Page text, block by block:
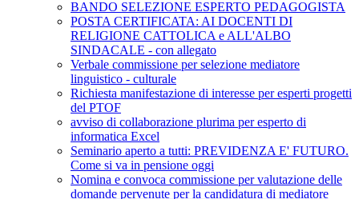
BANDO SELEZIONE ESPERTO PEDAGOGISTA
POSTA CERTIFICATA: AI DOCENTI DI
RELIGIONE CATTOLICA e ALL'ALBO
SINDACALE - con allegato
Verbale commissione per selezione mediatore
linguistico - culturale
Richiesta manifestazione di interesse per esperti progetti
del PTOF
avviso di collaborazione plurima per esperto di
informatica Excel
Seminario aperto a tutti: PREVIDENZA E' FUTURO.
Come si va in pensione oggi
Nomina e convoca commissione per valutazione delle
domande pervenute per la candidatura di mediatore